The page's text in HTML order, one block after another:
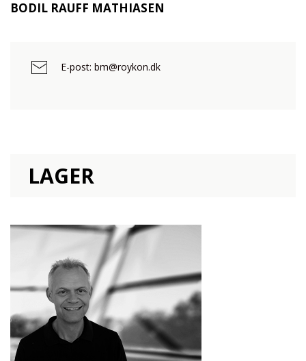
BODIL RAUFF MATHIASEN
E-post: bm@roykon.dk
LAGER